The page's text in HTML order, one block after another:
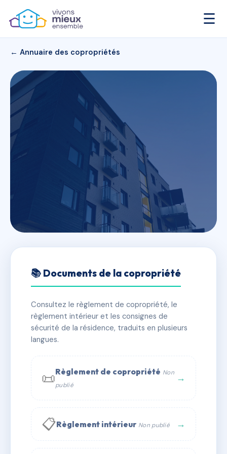
☰
← Annuaire des copropriétés
26 RUE DE CHAROST
✓ Immatriculée 🏠 4 lots 🏗 1 bâtiment(s)
📞 Contacter Syndic Digital
📚 Documents de la copropriété
Consultez le règlement de copropriété, le
règlement intérieur et les consignes de
sécurité de la résidence, traduits en plusieurs
langues.
📜Règlement de copropriété Non
publié
→
📋Règlement intérieur Non publié →